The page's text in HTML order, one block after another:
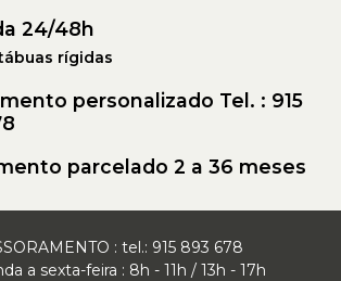
24/48h
rígidas
personalizado Tel. : 915
parcelado 2 a 36 meses
: tel.: 915 893 678
a sexta-feira : 8h - 11h / 13h - 17h